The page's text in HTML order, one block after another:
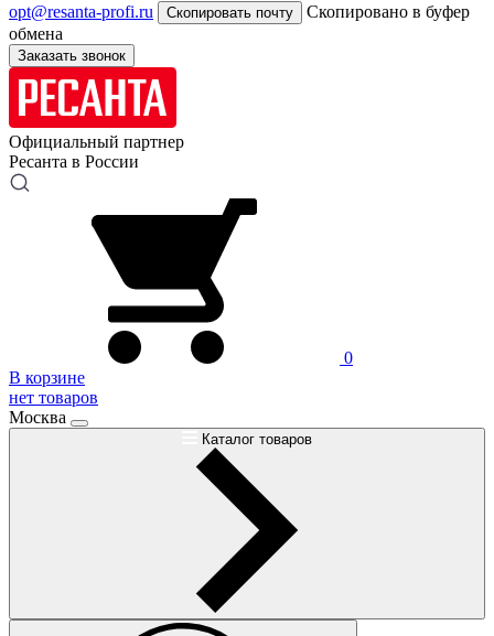
opt@resanta-profi.ru
Скопировать почту
Скопировано в буфер
обмена
Заказать звонок
Официальный партнер
Ресанта в России
0
В корзине
нет товаров
Москва
Каталог товаров